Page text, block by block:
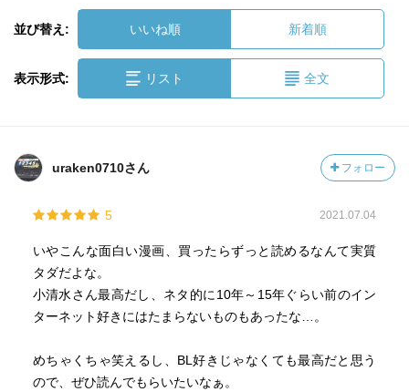
並び替え: いいね順 新着順
表示形式: リスト 全文
uraken0710さん フォロー
5 2021.07.04
いやこんな面白い漫画、買ったらずっと読めるなんて実質
タダだよな。
小清水さん最高だし、ネタ的に10年～15年ぐらい前のイン
ターネット好きにはたまらないものもあったな…。
めちゃくちゃ笑えるし、BL好きじゃなくても最高だと思う
ので、ぜひ読んでもらいたいなぁ。